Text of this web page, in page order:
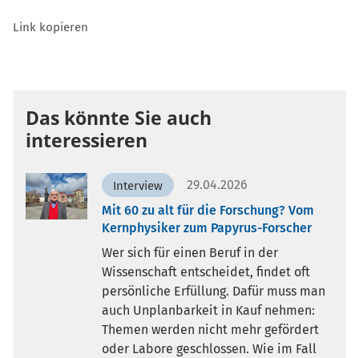
Link kopieren
Das könnte Sie auch
interessieren
Interview
29.04.2026
Mit 60 zu alt für die Forschung? Vom
Kernphysiker zum Papyrus-Forscher
Wer sich für einen Beruf in der
Wissenschaft entscheidet, findet oft
persönliche Erfüllung. Dafür muss man
auch Unplanbarkeit in Kauf nehmen:
Themen werden nicht mehr gefördert
oder Labore geschlossen. Wie im Fall